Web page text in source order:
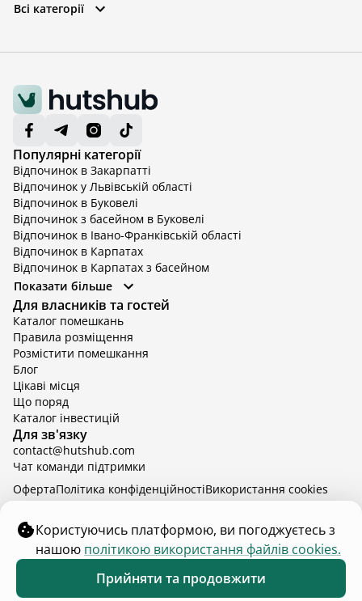
доба
2 дорослих
Забронювати
Всі категорії
Популярні категорії
Відпочинок в Закарпатті
Відпочинок у Львівській області
Відпочинок в Буковелі
Відпочинок з басейном в Буковелі
Відпочинок в Івано-Франківській області
Відпочинок в Карпатах
Відпочинок в Карпатах з басейном
Відпочинок в Київській області
Відпочинок в Київській області з басейном
Відпочинок в Тернопільській області
Відпочинок у Вінницькій області
Відпочинок в Яремче
Відпочинок у Львівській області з басейном
Відпочинок з басейном в Тернопільській області
Показати більше
Для власників та гостей
Каталог помешкань
Правила розміщення
Розмістити помешкання
Блог
Цікаві місця
Що поряд
Каталог інвестицій
Для зв'язку
contact@hutshub.com
Чат команди підтримки
hutshub | ©2026
ОфертаПолітика конфіденційностіBикористання cookies
Користуючись платформою, ви погоджуєтесь з
нашою політикою використання файлів cookies.
Прийняти та продовжити